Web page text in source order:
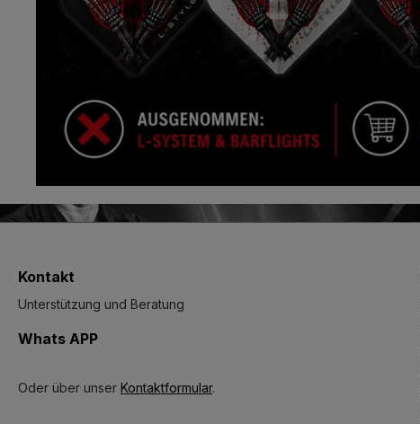
Kontakt
Unterstützung und Beratung
Whats APP
Oder über unser Kontaktformular.